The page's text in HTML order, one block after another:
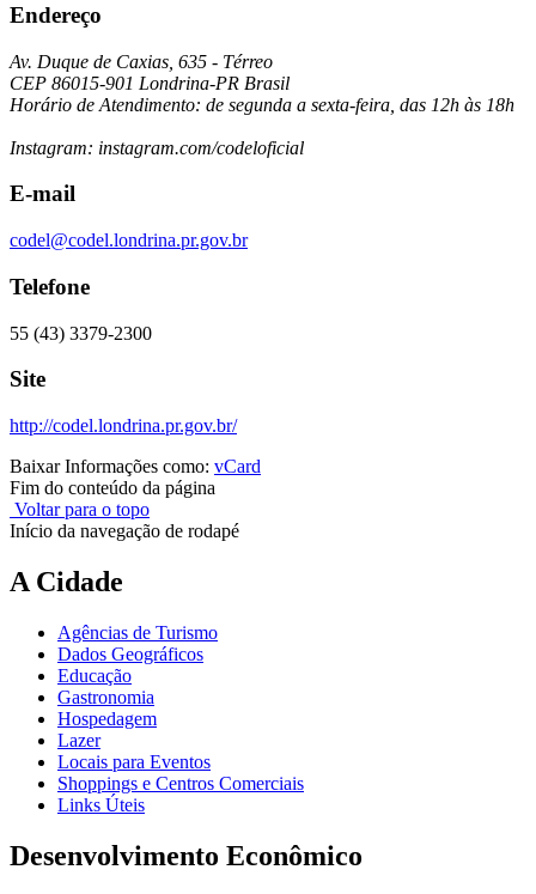
Endereço
Av. Duque de Caxias, 635 - Térreo
CEP 86015-901 Londrina-PR Brasil
Horário de Atendimento: de segunda a sexta-feira, das 12h às 18h
Instagram: instagram.com/codeloficial
E-mail
codel@codel.londrina.pr.gov.br
Telefone
55 (43) 3379-2300
Site
http://codel.londrina.pr.gov.br/
Baixar Informações como: vCard
Fim do conteúdo da página
Voltar para o topo
Início da navegação de rodapé
A Cidade
Agências de Turismo
Dados Geográficos
Educação
Gastronomia
Hospedagem
Lazer
Locais para Eventos
Shoppings e Centros Comerciais
Links Úteis
Desenvolvimento Econômico